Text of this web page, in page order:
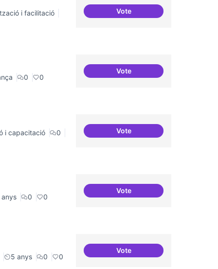
i facilitació
VoteHabitar la plaça
0 0
VoteCures i governança
i capacitació
0
VoteFormació FLOSS a Casals
anys 0 0
Vote30 projectes residents
5 anys 0 0
VoteCultura digital i tradicional